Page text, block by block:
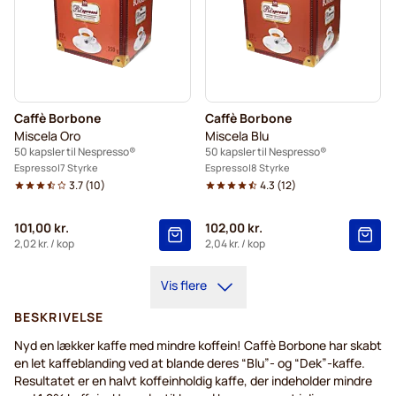
Caffè Borbone
Miscela Oro
50 kapsler til Nespresso®
Espresso 7 Styrke
3.7(10)
101,00 kr.
2,02 kr./ kop
Caffè Borbone
Miscela Blu
50 kapsler til Nespresso®
Espresso 8 Styrke
4.3 (12)
102,00 kr.
2,04 kr./ kop
Vis flere
BESKRIVELSE
Nyd en lækker kaffe med mindre koffein! Caffè Borbone har skabt
en let kaffeblanding ved at blande deres “Blu”- og “Dek”-kaffe.
Resultatet er en halvt koffeinholdig kaffe, der indeholder mindre